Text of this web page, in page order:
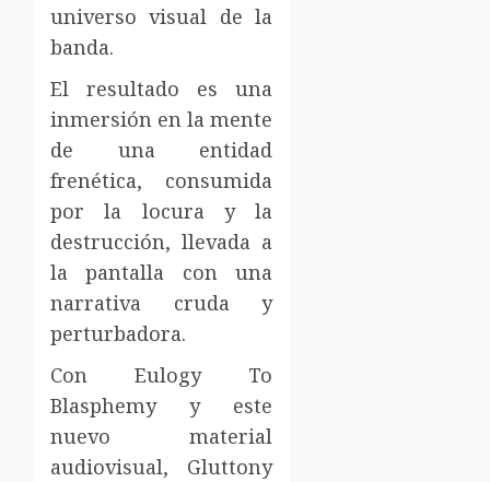
universo visual de la
banda.
El resultado es una
inmersión en la mente
de una entidad
frenética, consumida
por la locura y la
destrucción, llevada a
la pantalla con una
narrativa cruda y
perturbadora.
Con Eulogy To
Blasphemy y este
nuevo material
audiovisual, Gluttony